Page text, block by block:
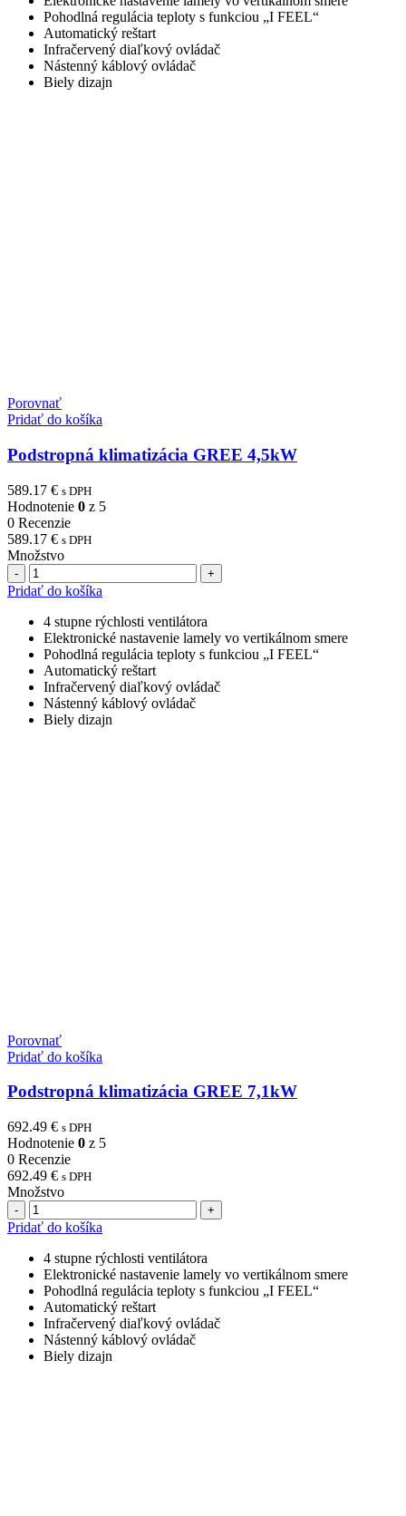
Pohodlná regulácia teploty s funkciou „I FEEL“
Automatický reštart
Infračervený diaľkový ovládač
Nástenný káblový ovládač
Biely dizajn
Porovnať
Pridať do košíka
Podstropná klimatizácia GREE 4,5kW
589.17 € s DPH
Hodnotenie 0 z 5
0 Recenzie
589.17 € s DPH
Množstvo
Počet
Pridať do košíka
4 stupne rýchlosti ventilátora
Elektronické nastavenie lamely vo vertikálnom smere
Pohodlná regulácia teploty s funkciou „I FEEL“
Automatický reštart
Infračervený diaľkový ovládač
Nástenný káblový ovládač
Biely dizajn
Porovnať
Pridať do košíka
Podstropná klimatizácia GREE 7,1kW
692.49 € s DPH
Hodnotenie 0 z 5
0 Recenzie
692.49 € s DPH
Množstvo
Počet
Pridať do košíka
4 stupne rýchlosti ventilátora
Elektronické nastavenie lamely vo vertikálnom smere
Pohodlná regulácia teploty s funkciou „I FEEL“
Automatický reštart
Infračervený diaľkový ovládač
Nástenný káblový ovládač
Biely dizajn